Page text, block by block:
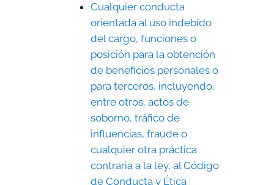
Cualquier conducta
orientada al uso indebido
del cargo, funciones o
posición para la obtención
de beneficios personales o
para terceros, incluyendo,
entre otros, actos de
soborno, tráfico de
influencias, fraude o
cualquier otra práctica
contraria a la ley, al Código
de Conducta y Ética